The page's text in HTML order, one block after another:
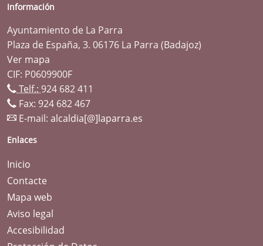
Información
Ayuntamiento de La Parra
Plaza de España, 3. 06176 La Parra (Badajoz)
Ver mapa
CIF: P0609900F
Telf.: 924 682 411
Fax: 924 682 467
E-mail: alcaldia[@]laparra.es
Enlaces
Inicio
Contacte
Mapa web
Aviso legal
Accesibilidad